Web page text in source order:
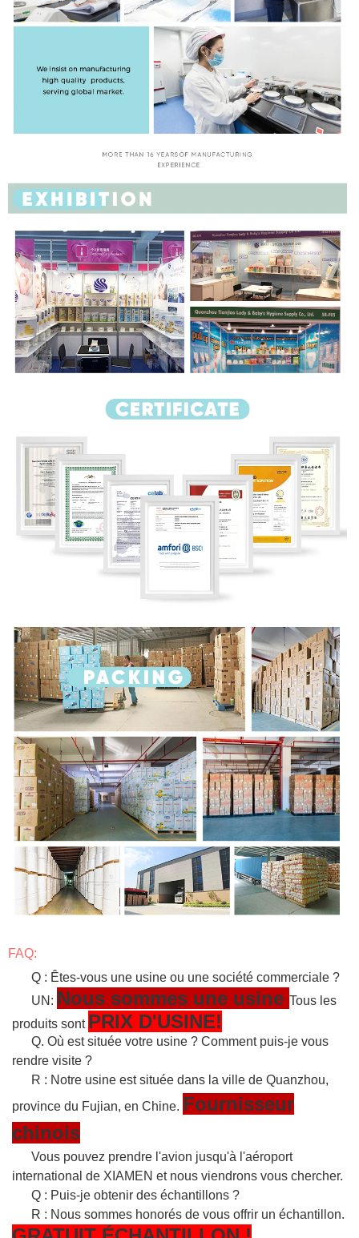
FAQ:
Q : Êtes-vous une usine ou une société commerciale ?
UN: Nous sommes une usine Tous les
produits sont PRIX D'USINE!
Q. Où est située votre usine ? Comment puis-je vous
rendre visite ?
R : Notre usine est située dans la ville de Quanzhou,
province du Fujian, en Chine. Fournisseur
chinois
Vous pouvez prendre l'avion jusqu'à l'aéroport
international de XIAMEN et nous viendrons vous chercher.
Q : Puis-je obtenir des échantillons ?
R : Nous sommes honorés de vous offrir un échantillon.